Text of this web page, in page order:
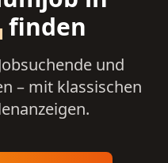
finden
und
– mit klassischen